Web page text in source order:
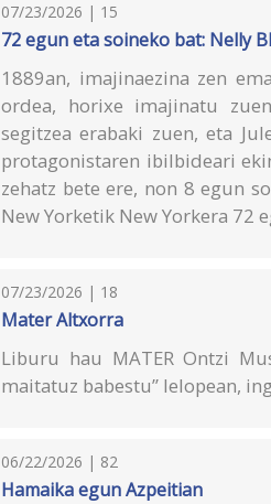
07/23/2026 | 15
72 egun eta soineko bat: Nelly
1889an, imajinaezina zen
ordea, horixe imajinatu
segitzea erabaki zuen, eta
protagonistaren ibilbideari
zehatz bete ere, non 8 egun
New Yorketik New Yorkera 72
07/23/2026 | 18
Mater Altxorra
Liburu hau MATER Ontzi
maitatuz babestu” lelopean,
06/22/2026 | 82
Hamaika egun Azpeitian